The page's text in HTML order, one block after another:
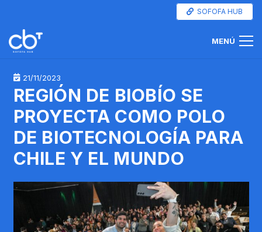
SOFOFA HUB
MENÚ
21/11/2023
REGIÓN DE BIOBÍO SE
PROYECTA COMO POLO
DE BIOTECNOLOGÍA PARA
CHILE Y EL MUNDO